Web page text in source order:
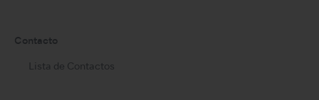
Contacto
Lista de Contactos